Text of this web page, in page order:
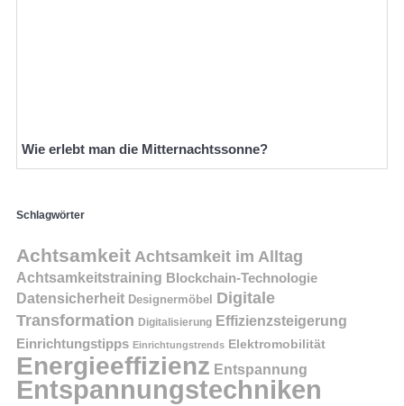
Wie erlebt man die Mitternachtssonne?
Schlagwörter
AchtsamkeitAchtsamkeit im Alltag
Achtsamkeitstraining Blockchain-Technologie
Datensicherheit Designermöbel
Digitale
Transformation Digitalisierung Effizienzsteigerung
Einrichtungstipps Einrichtungstrends Elektromobilität
Energieeffizienz Entspannung
Entspannungstechniken